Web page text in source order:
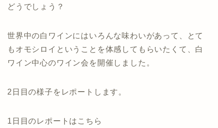
どうでしょう？
世界中の白ワインにはいろんな味わいがあって、とて
もオモシロイということを体感してもらいたくて、白
ワイン中心のワイン会を開催しました。
2日目の様子をレポートします。
1日目のレポートはこちら